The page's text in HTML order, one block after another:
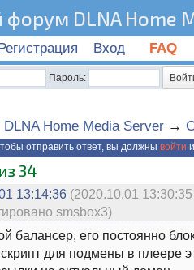
DLNA Home
Вход FAQ
Пароль:
Home Media Server →
отправить ответ, вы должны войти
34
13:14:36 (2020.10.01 13:30:35
smsbox3)
балансер, его постоянно
для подмены в плеере